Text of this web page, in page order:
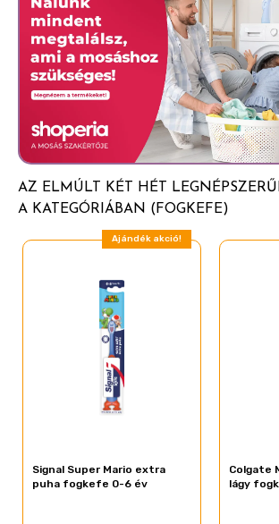
védelme érdekében, és extra puha
sörték a nehezen elérhető hátsó
· BEÉPÍTETT NYELVTISZTÍTÓ,
eltávolíthatók a nyelven és a
megtelepedett baktériumok
· A változatos SZÍNEK és
fogmosást szórakoztató élménnyé
· A MAKULÁTLAN TISZTASÁG az
kezdődik, mely a Magyar Fogorvosok
AZ ELMÚLT KÉT HÉT
A KATEGÓRIÁBAN (FOGKEFE)
Ajándék akció!
Signal Super Mario extra
puha fogkefe 0-6 év
Colgate
lágy